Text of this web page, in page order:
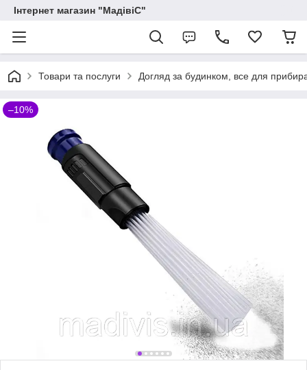
Інтернет магазин "МадівіС"
Товари та послуги Догляд за будинком, все для
–10%